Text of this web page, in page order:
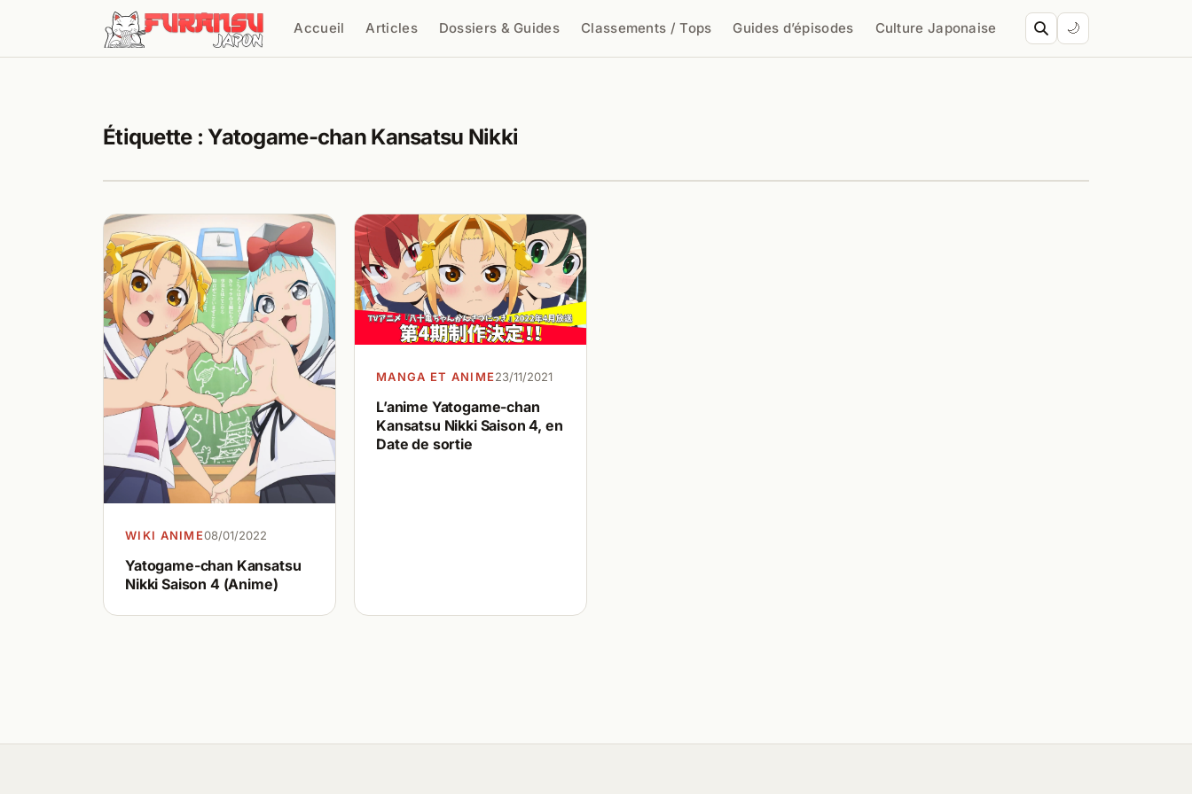
Aller au contenu
Accueil Articles Dossiers & Guides Classements / Tops Guides d’épisodes Culture Japonaise 🌙
Étiquette :Yatogame-chan Kansatsu Nikki
WIKI ANIME08/01/2022
Yatogame-chan Kansatsu
Nikki Saison 4 (Anime)
MANGA ET ANIME23/11/2021
L’anime Yatogame-chan
Kansatsu Nikki Saison 4, en
Date de sortie